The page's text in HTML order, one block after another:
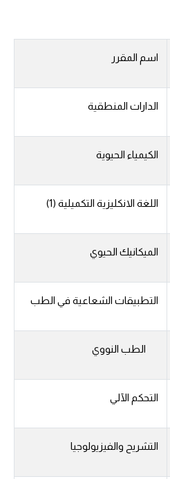
اسم المقرر
الدارات المنطقية
الكيمياء الحيوية
اللغة الانكليزية التكميلية (1)
الميكانيك الحيوي
التطبيقات الشعاعية في الطب
الطب النووي
التحكم الآلي
التشريح والفيزيولوجيا